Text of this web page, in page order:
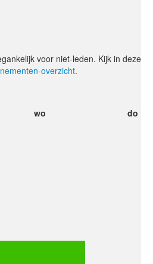
voor niet-leden. Kijk in deze
overzicht.
wo do